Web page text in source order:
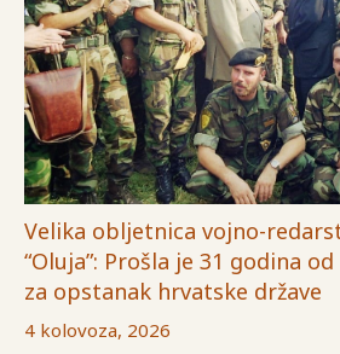
Velika obljetnica vojno-
“Oluja”: Prošla je 31 godina
za opstanak hrvatske države
4 kolovoza, 2026